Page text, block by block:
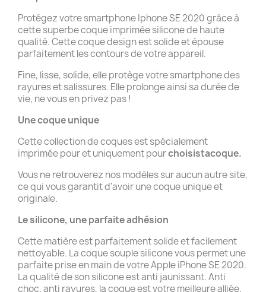
Protégez votre smartphone Iphone SE 2020 grâce à
cette superbe coque imprimée silicone de haute
qualité. Cette coque design est solide et épouse
parfaitement les contours de votre appareil.
Fine, lisse, solide, elle protège votre smartphone des
rayures et salissures. Elle prolonge ainsi sa durée de
vie, ne vous en privez pas !
Une coque unique
Cette collection de coques est spécialement
imprimée pour et uniquement pourchoisistacoque.
Vous ne retrouverez nos modèles sur aucun autre site,
ce qui vous garantit d'avoir une coque unique et
originale.
Le silicone, une parfaite adhésion
Cette matière est parfaitement solide et facilement
nettoyable. La coque souple silicone vous permet une
parfaite prise en main de votre Apple iPhone SE 2020.
La qualité de son silicone est anti jaunissant. Anti
choc, anti rayures, la coque est votre meilleure alliée.